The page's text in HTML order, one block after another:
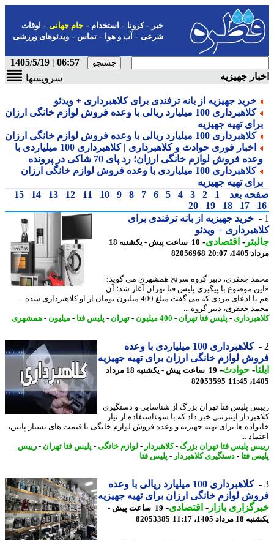
-کرونا-استخدام- جام جهانی-اوقات
شرعی-آب و هوا-تماس-ویدئوهای ورزشی
06:57 | 1405/5/19
جهیزیه
سرویسها
خرید جهیزیه از بانه ترفندی برای کلاهبرداری + ویدئو
کلاهبرداری 100 میلیارد ریالی با وعده فروش لوازم خانگی ارزان
تهیه جهیزیه
کلاهبرداری 100 میلیارد ریالی با وعده فروش لوازم خانگی ارزان
اخبار فوری حوادث و کلاهبرداری | کلاهبرداری 100 میلیاردی با
فروش لوازم خانگی ارزان؛ رد پای 70 شاکی در پرونده
کلاهبرداری 100 میلیاردی با وعده فروش لوازم خانگی ارزان
تهیه جهیزیه
بعد
1
2
3
4
5
6
7
8
9
10
11
12
13
14
15
17
18
19
20
خرید جهیزیه از بانه ترفندی برای
+ ویدئو
-اقتصادی-
10 ساعت پیش - یکشنبه 18
20:07
82056968
جعفری، دبیر گروه سرنخ همشهری می گوید:
موضوع با پیگیری پلیس فتا تهران آغاز شد؛ آن
هم با ادعای مردی که می گفت مبلغ 400 میلیون تومان از او کلاهبرداری شده. -
جعفری، دبیر گروه ...
- پلیس فتا تهران- 400 میلیون -تهران- پلیس فتا- میلیون-همشهری
کلاهبرداری 100 میلیاردی با وعده
لوازم خانگی ارزان برای تهیه جهیزیه
-حوادث -
19 ساعت پیش - یکشنبه 18 مرداد
82053595
پلیس فتا تهران بزرگ از شناسایی و دستگیری
اینترنتی خبر داد که با سوءاستفاده از نیاز
ها برای تهیه جهیزیه و وعده فروش لوازم خانگی با قیمت های بسیار پایین،
...
پلیس فتا تهران بزرگ- کلاهبردار-لوازم خانگی-پلیس فتا تهران-
رییس
فتا- دستگیری کلاهبردار-پلیس فتا
کلاهبرداری 100 میلیارد ریالی با وعده
لوازم خانگی ارزان برای تهیه جهیزیه
بازار- اقتصادی-
19 ساعت پیش -
1405، 11:17
82053385